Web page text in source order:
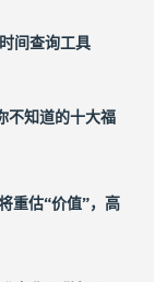
间查询工具
不知道的十大福
重估“价值”，高